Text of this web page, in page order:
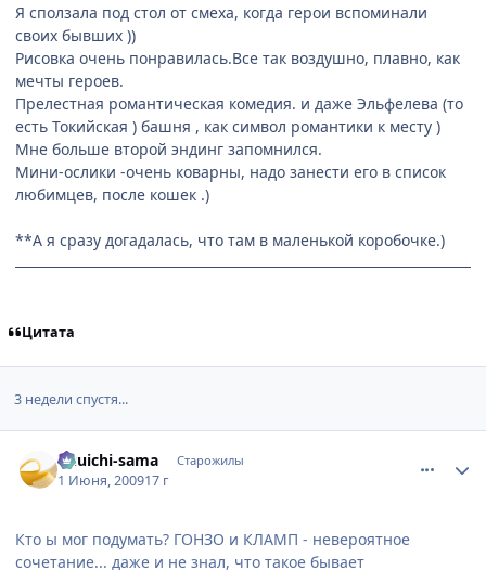
Я сползала под стол от смеха, когда герои вспоминали
своих бывших ))
Рисовка очень понравилась.Все так воздушно, плавно, как
мечты героев.
Прелестная романтическая комедия. и даже Эльфелева (то
есть Токийская ) башня , как символ романтики к месту )
Мне больше второй эндинг запомнился.
Мини-ослики -очень коварны, надо занести его в список
любимцев, после кошек .)
**А я сразу догадалась, что там в маленькой коробочке.)
Цитата
3 недели спустя...
Yuuichi-sama Старожилы
1 Июня, 200917 г
Кто ы мог подумать? ГОНЗО и КЛАМП - невероятное
сочетание... даже и не знал, что такое бывает